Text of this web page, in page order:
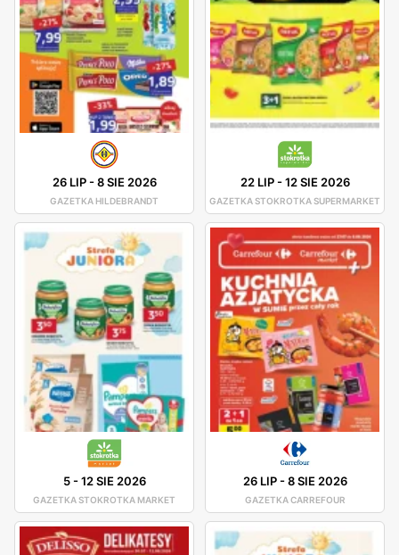
26 LIP-8 SIE 2026
GAZETKA HILDEBRANDT
22 LIP-12 SIE 2026
GAZETKA STOKROTKA SUPERMARKET
5-12 SIE 2026
GAZETKA STOKROTKA MARKET
26 LIP-8 SIE 2026
GAZETKA CARREFOUR